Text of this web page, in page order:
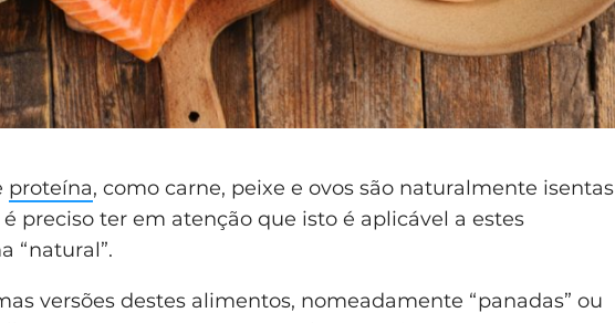
proteína, como carne, peixe e ovos são naturalmente isentas
preciso ter em atenção que isto é aplicável a estes
“natural”.
versões destes alimentos, nomeadamente “panadas” ou